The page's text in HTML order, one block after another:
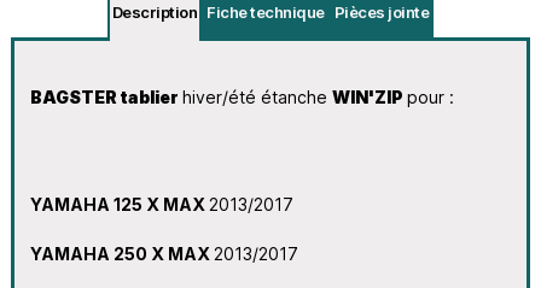
Description Fiche technique Pièces jointe
BAGSTER tablier hiver/été étanche WIN'ZIP pour :
YAMAHA 125 X MAX 2013/2017
YAMAHA 250 X MAX 2013/2017